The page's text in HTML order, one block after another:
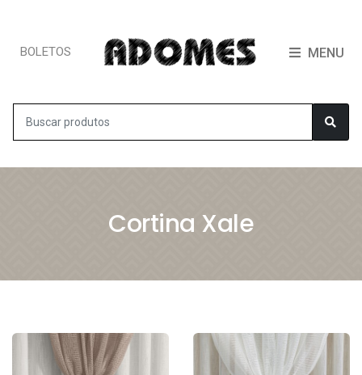
BOLETOS MENU
Cortina Xale